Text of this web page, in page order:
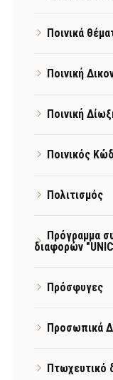
Ποινικά
Ποινική
Ποινική
Ποινικός
Πολιτισμός
Πρόγραμμα
διαφορών
Πρόσφυγες
Προσωπικά
Πτωχευτικό